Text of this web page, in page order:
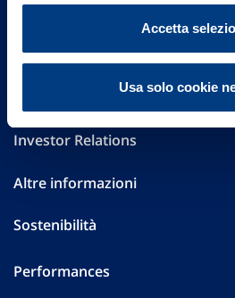
Accetta
Usa solo cookie
Part. IVA 01329510158
FAQ
Investor Relations
Altre informazioni
Sostenibilità
Performances